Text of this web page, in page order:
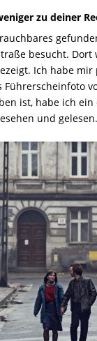
zu deiner
besucht. Dort
Ich habe mir
ist, habe ich
und gelesen.